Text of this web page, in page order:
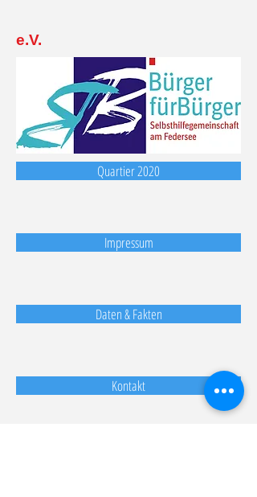
e.V.
Quartier 2020
Impressum
Daten & Fakten
Kontakt